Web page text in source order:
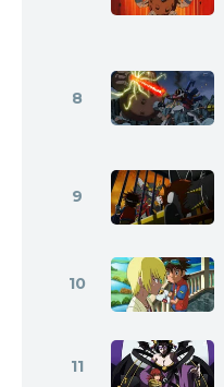
8
9
10
11